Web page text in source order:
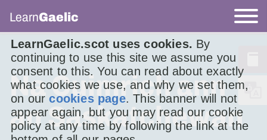
LearnGaelic.scot uses cookies. By
continuing to use this site we assume you
consent to this. You can read about exactly
what cookies we use, and why we set them,
on ourcookies page. This banner will not
appear again, but you may read our cookie
policy at any time by following the link at the
LearnGaelic
Na Cuimrich ann
an Saskatchewan